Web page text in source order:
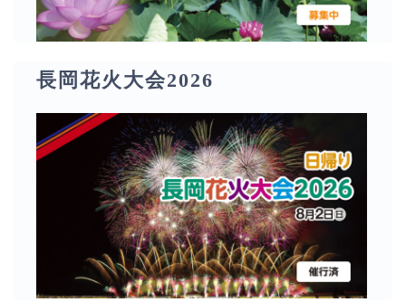
長岡花火大会2026